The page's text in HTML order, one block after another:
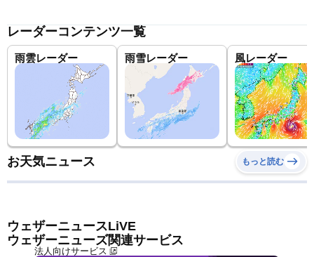
レーダーコンテンツ一覧
雨雲レーダー 雨雪レーダー 風レーダー
お天気ニュース もっと読む
ウェザーニュースLiVE
ウェザーニューズ関連サービス
法人向けサービス